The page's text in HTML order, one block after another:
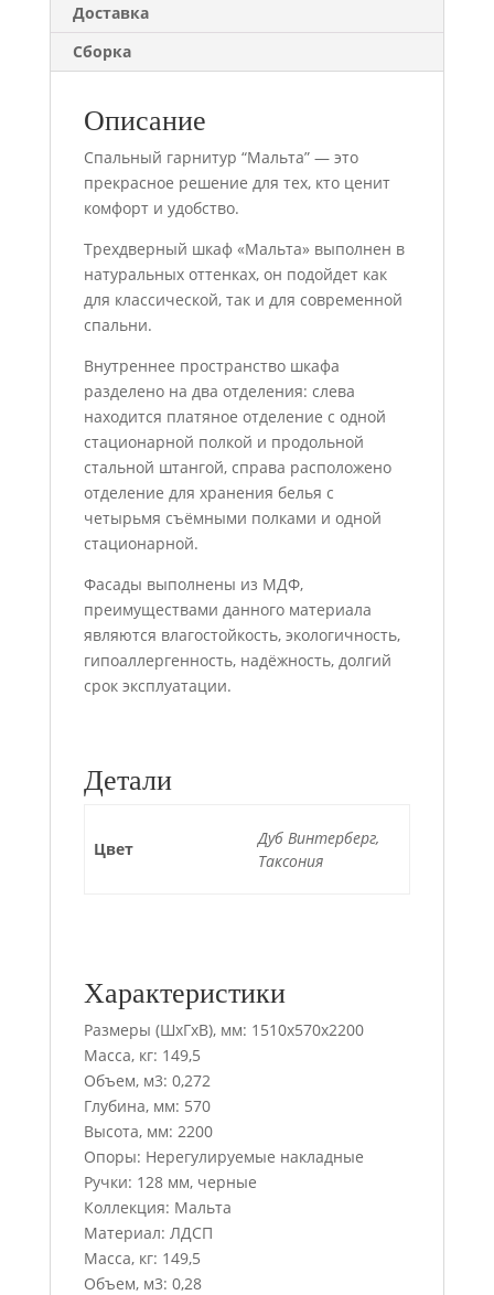
Доставка
Сборка
Описание
Спальный гарнитур “Мальта” — это
прекрасное решение для тех, кто ценит
комфорт и удобство.
Трехдверный шкаф «Мальта» выполнен в
натуральных оттенках, он подойдет как
для классической, так и для современной
спальни.
Внутреннее пространство шкафа
разделено на два отделения: слева
находится платяное отделение с одной
стационарной полкой и продольной
стальной штангой, справа расположено
отделение для хранения белья с
четырьмя съёмными полками и одной
стационарной.
Фасады выполнены из МДФ,
преимуществами данного материала
являются влагостойкость, экологичность,
гипоаллергенность, надёжность, долгий
срок эксплуатации.
Детали
Цвет
Дуб Винтерберг,
Таксония
Характеристики
Размеры (ШхГхВ), мм: 1510х570х2200
Масса, кг: 149,5
Объем, м3: 0,272
Глубина, мм: 570
Высота, мм: 2200
Опоры: Нерегулируемые накладные
Ручки: 128 мм, черные
Коллекция: Мальта
Материал: ЛДСП
Масса, кг: 149,5
Объем, м3: 0,28